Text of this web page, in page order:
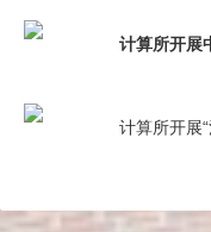
计算所开展
计算所开展